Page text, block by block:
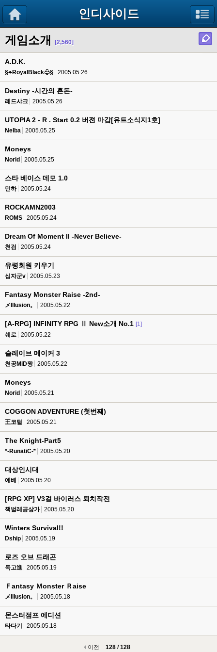
인디사이드
게임소개 [2,560]
A.D.K.
§♣RoyalBlack♧§ 2005.05.26
Destiny -시간의 혼돈-
레드샤크 2005.05.26
UTOPIA 2 - R . Start 0.2 버젼 마감[유트소식지1호]
Nelba 2005.05.25
Moneys
Norid 2005.05.25
스타 베이스 데모 1.0
민하 2005.05.24
ROCKAMN2003
ROMS 2005.05.24
Dream Of Moment ll -Never Believe-
천검 2005.05.24
유령회원 키우기
십자군v 2005.05.23
Fantasy Monster Raise -2nd-
メIllusion。 2005.05.22
[A-RPG] INFINITY RPG Ⅱ New소개 No.1 [1]
쉐로
2005.05.22
슬레이브 메이커 3
천공MiD짱 2005.05.22
Moneys
Norid 2005.05.21
COGGON ADVENTURE (첫번째)
王코털 2005.05.21
The Knight-Part5
*-RunatiC-* 2005.05.20
대상인시대
에베 2005.05.20
[RPG XP] V3걸 바이러스 퇴치작전
책벌레공상가 2005.05.20
Winters Survival!!
Dship 2005.05.19
로즈 오브 드래곤
독고進 2005.05.19
Ｆantasy Ｍonster Ｒaise
メIllusion。 2005.05.18
몬스터점프 에디션
타다기 2005.05.18
이전 128 / 128